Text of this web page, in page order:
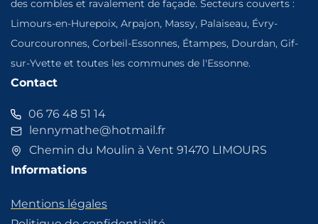
des combles et ravalement de façade. Secteurs couverts :
Limours-en-Hurepoix, Arpajon, Massy, Palaiseau, Évry-
Courcouronnes, Corbeil-Essonnes, Étampes, Dourdan, Gif-
sur-Yvette et toutes les communes de l'Essonne.
Contact
06 76 48 51 14
lennymathe@hotmail.fr
Chemin du Moulin à Vent 91470 LIMOURS
Informations
Mentions légales